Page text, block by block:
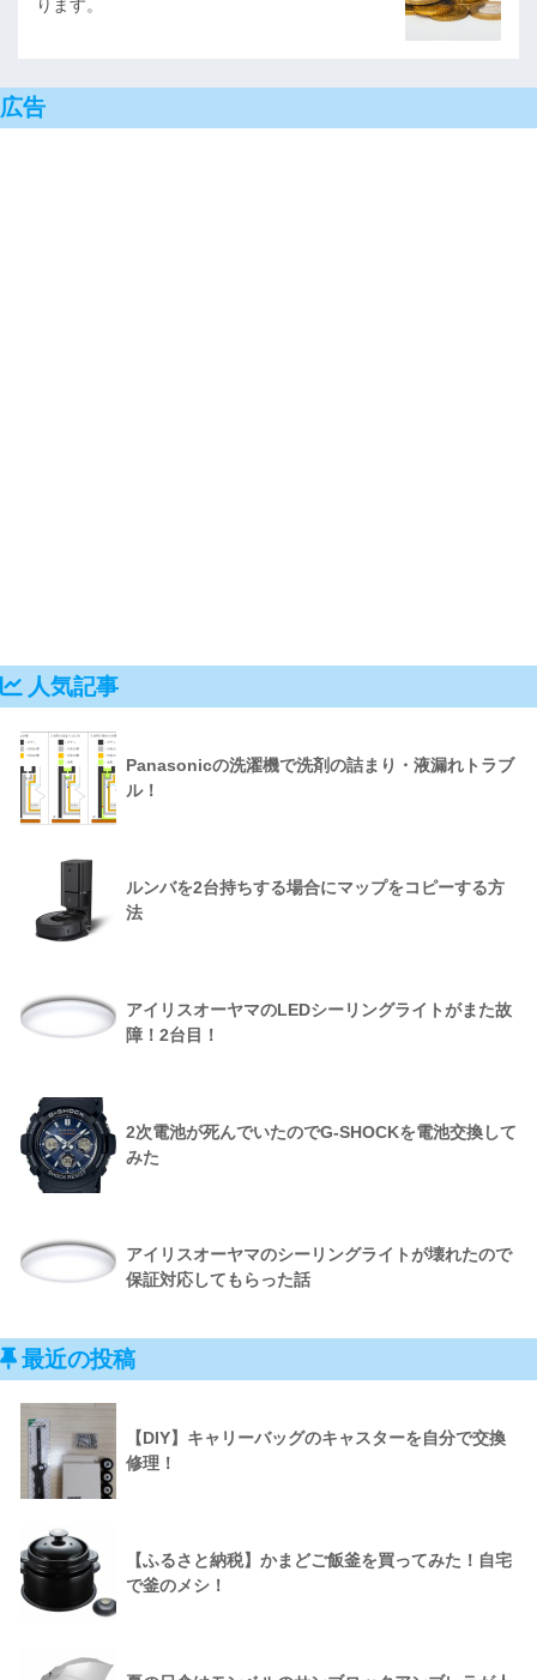
ります。
広告
人気記事
Panasonicの洗濯機で洗剤の詰まり・液漏れトラブ
ル！
ルンバを2台持ちする場合にマップをコピーする方
法
アイリスオーヤマのLEDシーリングライトがまた故
障！2台目！
2次電池が死んでいたのでG-SHOCKを電池交換して
みた
アイリスオーヤマのシーリングライトが壊れたので
保証対応してもらった話
最近の投稿
【DIY】キャリーバッグのキャスターを自分で交換
修理！
【ふるさと納税】かまどご飯釜を買ってみた！自宅
で釜のメシ！